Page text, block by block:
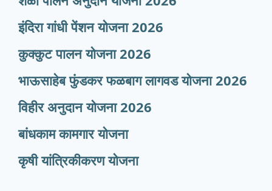
इंदिरा गांधी पेंशन योजना 2026
कुक्कुट पालन योजना 2026
भाऊसाहेब फुंडकर फळबाग लागवड योजना 2026
विहीर अनुदान योजना 2026
बांधकाम कामगार योजना
कृषी यांत्रिकीकरण योजना